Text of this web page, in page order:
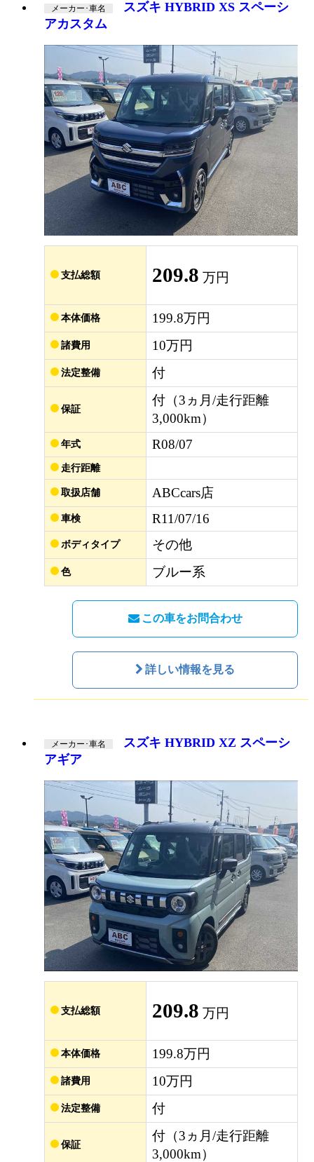
メーカー･車名
スズキ HYBRID XS スペーシ
アカスタム
支払総額 209.8 万円
本体価格 199.8万円
諸費用 10万円
法定整備 付
保証
付（3ヵ月/走行距離
3,000km）
年式 R08/07
走行距離
取扱店舗 ABCcars店
車検 R11/07/16
ボディタイプ その他
色 ブルー系
この車をお問合わせ
詳しい情報を見る
メーカー･車名
スズキ HYBRID XZ スペーシ
アギア
支払総額 209.8 万円
本体価格 199.8万円
諸費用 10万円
法定整備 付
保証
付（3ヵ月/走行距離
3,000km）